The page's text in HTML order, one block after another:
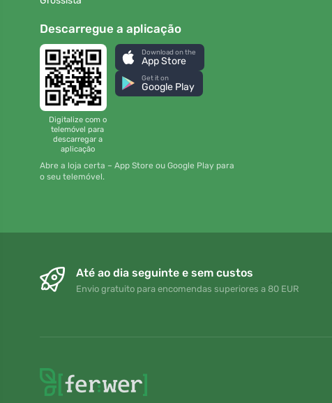
Descarregue a aplicação
Digitalize com o
telemóvel para
descarregar a
aplicação
Download on the
App Store
Get it on
Google Play
Abre a loja certa – App Store ou Google Play para
o seu telemóvel.
Até ao dia seguinte e sem custos
Envio gratuito para encomendas superiores a 80 EUR